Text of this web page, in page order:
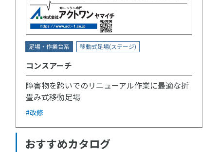
足場・作業台系 移動式足場(ステージ)
コンスアーチ
障害物を跨いでのリニューアル作業に最適な折
畳み式移動足場
#改修
おすすめカタログ